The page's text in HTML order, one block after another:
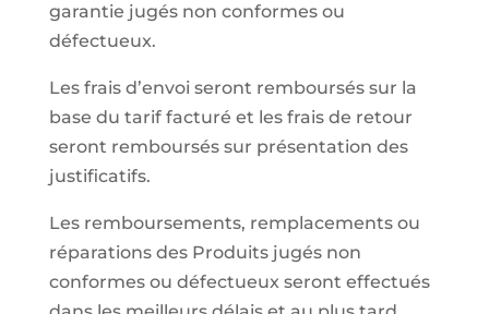
garantie jugés non conformes ou
défectueux.
Les frais d’envoi seront remboursés sur la
base du tarif facturé et les frais de retour
seront remboursés sur présentation des
justificatifs.
Les remboursements, remplacements ou
réparations des Produits jugés non
conformes ou défectueux seront effectués